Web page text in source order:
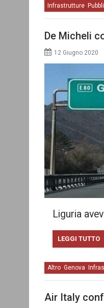
Infrastrutture,
De Micheli
12 Giugno 2020
Liguria
LEGGI TUTTO
Altro Genova
Air Italy